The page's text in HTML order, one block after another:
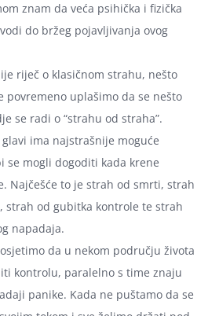
znam da veća psihička i fizička
do bržeg pojavljivanja ovog
riječ o klasičnom strahu, nešto
povremeno uplašimo da se nešto
se radi o “strahu od straha”.
ima najstrašnije moguće
se mogli dogoditi kada krene
Najčešće to je strah od smrti, strah
strah od gubitka kontrole te strah
napadaja.
da u nekom području života
kontrolu, paralelno s time znaju
panike. Kada ne puštamo da se